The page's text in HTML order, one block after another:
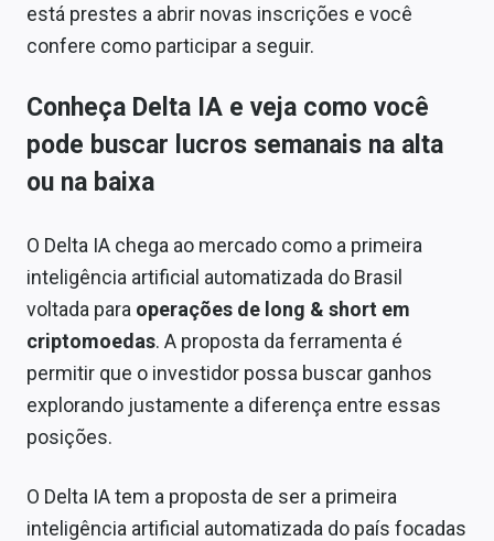
Sobre
Contato
está prestes a abrir novas inscrições e você
confere como participar a seguir.
Conheça Delta IA e veja como você
pode buscar lucros semanais na alta
ou na baixa
O Delta IA chega ao mercado como a primeira
inteligência artificial automatizada do Brasil
voltada para operações de long & short em
criptomoedas. A proposta da ferramenta é
permitir que o investidor possa buscar ganhos
explorando justamente a diferença entre essas
posições.
O Delta IA tem a proposta de ser a primeira
inteligência artificial automatizada do país focadas